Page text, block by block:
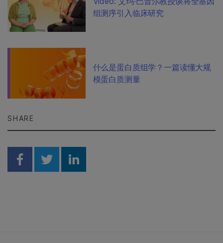
组测序引入临床研究
什么是蛋白质组学？一篇读懂大规
模蛋白质测量
SHARE
Share on Facebook
Share on Twitter
Share on Linkedin